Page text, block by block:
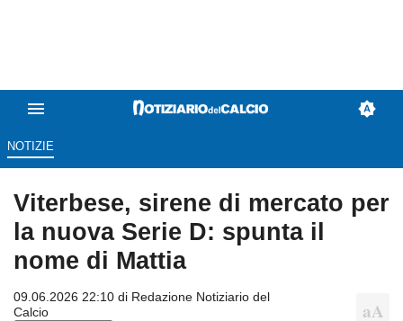
NOTIZIE
Viterbese, sirene di mercato per
la nuova Serie D: spunta il
nome di Mattia
09.06.2026 22:10 di Redazione Notiziario del
Calcio